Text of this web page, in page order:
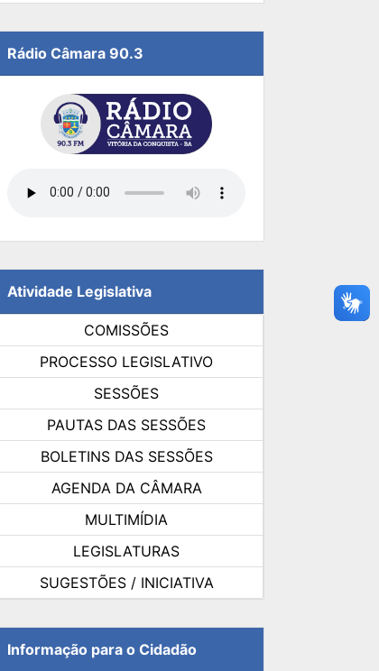
Rádio Câmara 90.3
Atividade Legislativa
COMISSÕES
PROCESSO LEGISLATIVO
SESSÕES
PAUTAS DAS SESSÕES
BOLETINS DAS SESSÕES
AGENDA DA CÂMARA
MULTIMÍDIA
LEGISLATURAS
SUGESTÕES / INICIATIVA
Informação para o Cidadão